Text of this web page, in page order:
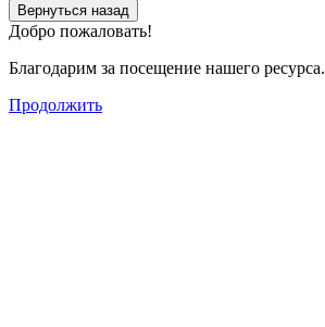
Вернуться назад
Добро пожаловать!
Благодарим за посещение нашего ресурса.
Продолжить